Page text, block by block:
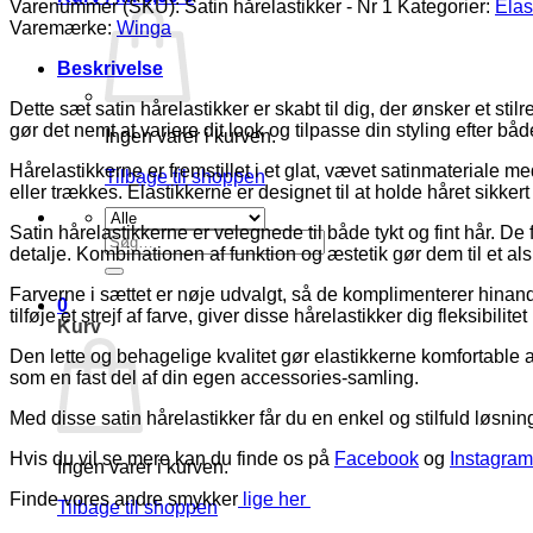
Ingen varer i kurven.
Tilbage til shoppen
Søg
efter:
0
Kurv
Ingen varer i kurven.
Tilbage til shoppen
Varenummer (SKU):Satin hårelastikker - Nr 1 Kategorier:
Varemærke:Winga
Beskrivelse
Dette sæt satin hårelastikker er skabt til dig, der ønsker et
gør det nemt at variere dit look og tilpasse din styling efter
Hårelastikkerne er fremstillet i et glat, vævet satinmateriale
eller trækkes. Elastikkerne er designet til at holde håret
Satin hårelastikkerne er velegnede til både tykt og fint hår.
detalje. Kombinationen af funktion og æstetik gør dem til et
Farverne i sættet er nøje udvalgt, så de komplimenterer
tilføje et strejf af farve, giver disse hårelastikker dig fleksibilitet
Den lette og behagelige kvalitet gør elastikkerne
som en fast del af din egen accessories-samling.
Med disse satin hårelastikker får du en enkel og stilfuld
Hvis du vil se mere kan du finde os på Facebook og Instagram
Finde vores andre smykker lige her